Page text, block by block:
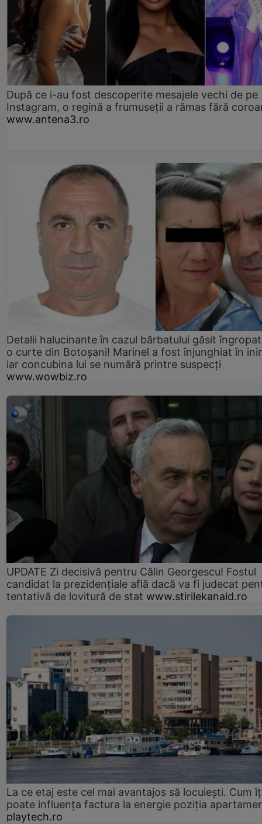
După ce i-au fost descoperite mesajele vechi de pe
Instagram, o regină a frumuseții a rămas fără
www.antena3.ro
Detalii halucinante în cazul bărbatului găsit
o curte din Botoșani! Marinel a fost înjunghiat în
iar concubina lui se numără printre suspecți
www.wowbiz.ro
UPDATE Zi decisivă pentru Călin Georgescu! Fostul
candidat la prezidențiale află dacă va fi judecat
tentativă de lovitură de stat www.stirilekanald.ro
La ce etaj este cel mai avantajos să locuiești. Cum
poate influența factura la energie poziția
playtech.ro